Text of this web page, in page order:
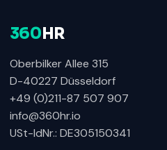
360 HR
Oberbilker Allee 315
D-40227 Düsseldorf
+49 (0)211-87 507 907
info@360hr.io
USt-IdNr.: DE305150341
360HR Chat